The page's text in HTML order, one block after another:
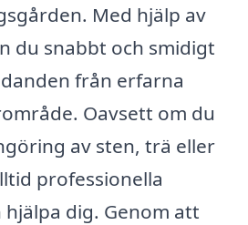
Med hjälp av
du snabbt och smidigt
från erfarna
Oavsett om du
av sten, trä eller
professionella
dig. Genom att